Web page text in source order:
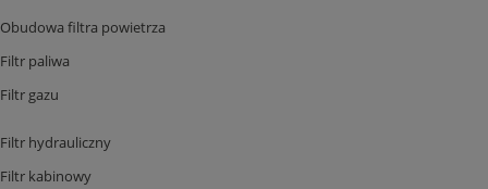
Obudowa filtra powietrza
Filtr paliwa
Filtr gazu
Filtr hydrauliczny
Filtr kabinowy